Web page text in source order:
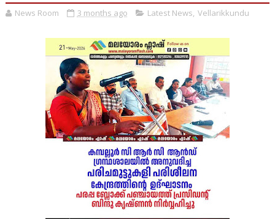
News Room 3 months ago Latest News, Vellarikkundu